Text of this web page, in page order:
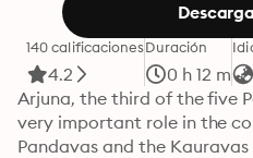
140 calificaciones
4.2
Duración
0 h 12 m
Arjuna, the third of the five
very important role in the
Pandavas and the